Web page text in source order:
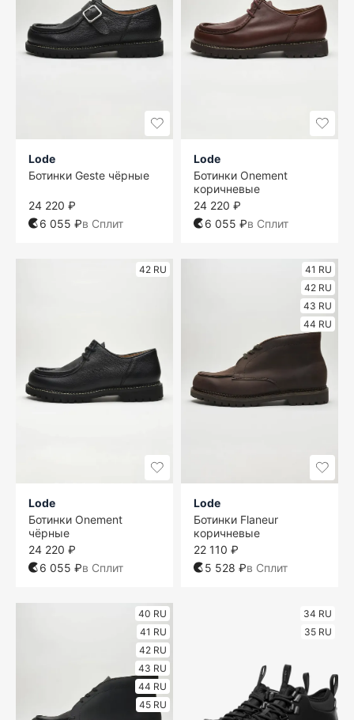
Lode
Ботинки Geste чёрные
24 220 ₽
6 055 ₽в Сплит
Lode
Ботинки Onement
коричневые
24 220 ₽
6 055 ₽в Сплит
42 RU
Lode
Ботинки Onement
чёрные
24 220 ₽
6 055 ₽в Сплит
41 RU
42 RU
43 RU
44 RU
Lode
Ботинки Flaneur
коричневые
22 110 ₽
5 528 ₽в Сплит
40 RU
41 RU
42 RU
43 RU
44 RU
45 RU
34 RU
35 RU